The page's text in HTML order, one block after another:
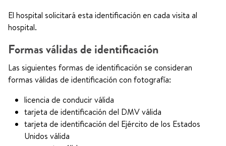
El hospital solicitará esta identificación en cada visita al
hospital.
Formas válidas de identificación
Las siguientes formas de identificación se consideran
formas válidas de identificación con fotografía:
licencia de conducir válida
tarjeta de identificación del DMV válida
tarjeta de identificación del Ejército de los Estados
Unidos válida